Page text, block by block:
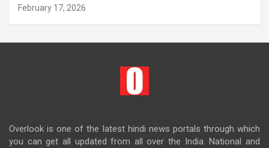
February 17, 2026
Overlook is one of the latest hindi news portals through which
you can get all updated from all over the India. National and